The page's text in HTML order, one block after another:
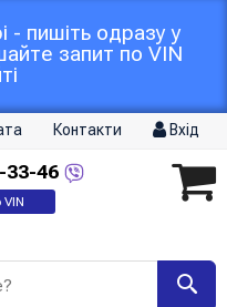
- пишіть одразу у
запит по VIN
Контакти Вхід
33-46